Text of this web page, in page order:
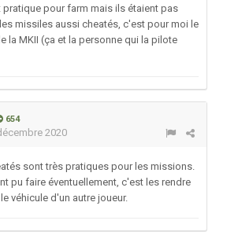
pour farm mais ils étaient pas
missiles aussi cheatés, c'est pour moi le
la MKII (ça et la personne qui la pilote
654
2020
sont très pratiques pour les missions.
pu faire éventuellement, c'est les rendre
véhicule d'un autre joueur.